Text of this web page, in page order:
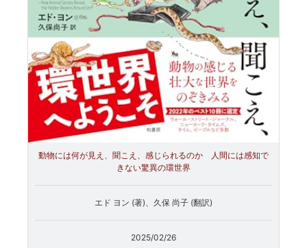
動物には何が見え、聞こえ、感じられるのか 人間には感知で
きない驚異の環世界
エド ヨン (著)、久保 尚子 (翻訳)
2025/02/26